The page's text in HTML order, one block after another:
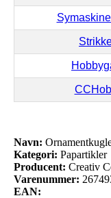
Navn:
Kategori: Papartikler
Producent: Creativ
Varenummer:
EAN: